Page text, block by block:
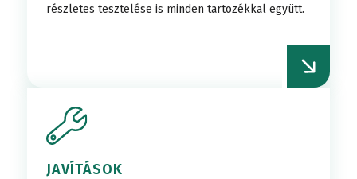
részletes tesztelése is minden tartozékkal együtt.
JAVÍTÁSOK